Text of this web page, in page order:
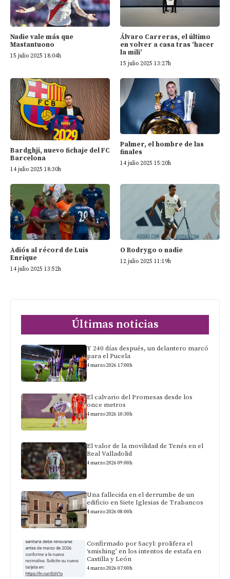
Nadie vale más que
Mastantuono
15 julio 2025 18:04h
Álvaro Carreras, el último
en volver a casa tras ‘hacer
la mili’
15 julio 2025 13:27h
Bardghji, nuevo fichaje del FC
Barcelona
14 julio 2025 18:30h
Palmer, el hombre de las
finales
14 julio 2025 15:20h
Adiós al récord de Luis
Enrique
14 julio 2025 13:52h
O Rodrygo o nadie
12 julio 2025 11:19h
Últimas noticias
Y 240 días después, un delantero marcó
para el Pucela
4 marzo 2026 17:00h
El calvario del Promesas desde los
once metros
4 marzo 2026 10:30h
El valor de la movilidad de Tenés en el
Real Valladolid
4 marzo 2026 09:00h
Una fallecida en el derrumbe de un
edificio en Siete Iglesias de Trabancos
4 marzo 2026 08:00h
Confirmado por Sacyl: prolifera el
‘smishing’ en los intentos de estafa en
Castilla y León
4 marzo 2026 07:00h